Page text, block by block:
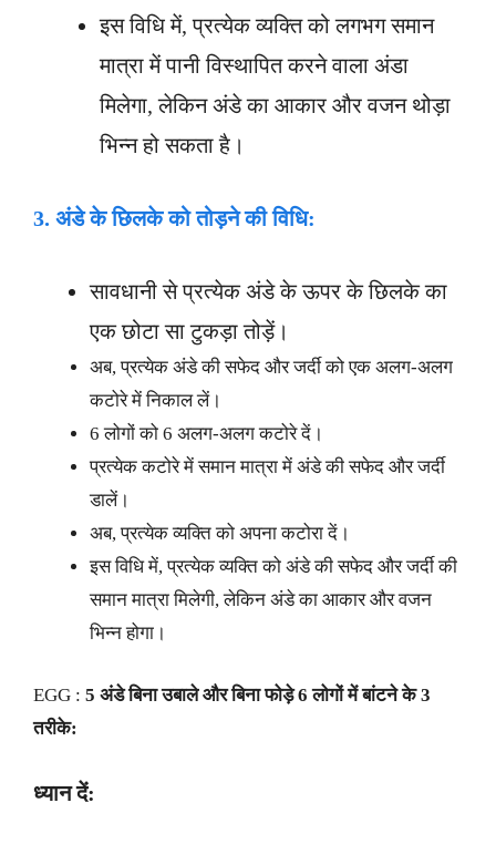
इस विधि में, प्रत्येक व्यक्ति को लगभग समान
मात्रा में पानी विस्थापित करने वाला अंडा
मिलेगा, लेकिन अंडे का आकार और वजन थोड़ा
भिन्न हो सकता है।
3. अंडे के छिलके को तोड़ने की विधि:
सावधानी से प्रत्येक अंडे के ऊपर के छिलके का
एक छोटा सा टुकड़ा तोड़ें।
अब, प्रत्येक अंडे की सफेद और जर्दी को एक अलग-अलग
कटोरे में निकाल लें।
6 लोगों को 6 अलग-अलग कटोरे दें।
प्रत्येक कटोरे में समान मात्रा में अंडे की सफेद और जर्दी
डालें।
अब, प्रत्येक व्यक्ति को अपना कटोरा दें।
इस विधि में, प्रत्येक व्यक्ति को अंडे की सफेद और जर्दी की
समान मात्रा मिलेगी, लेकिन अंडे का आकार और वजन
भिन्न होगा।
EGG : 5 अंडे बिना उबाले और बिना फोड़े 6 लोगों में बांटने के 3
तरीके:
ध्यान दें: